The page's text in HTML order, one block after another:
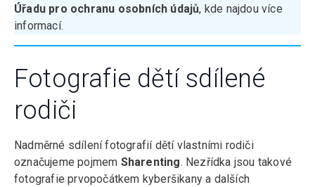
Úřadu pro ochranu osobních údajů, kde najdou více
informací.
Fotografie dětí sdílené
rodiči
Nadměrné sdílení fotografií dětí vlastními rodiči
označujeme pojmem Sharenting. Nezřídka jsou takové
fotografie prvopočátkem kyberšikany a dalších